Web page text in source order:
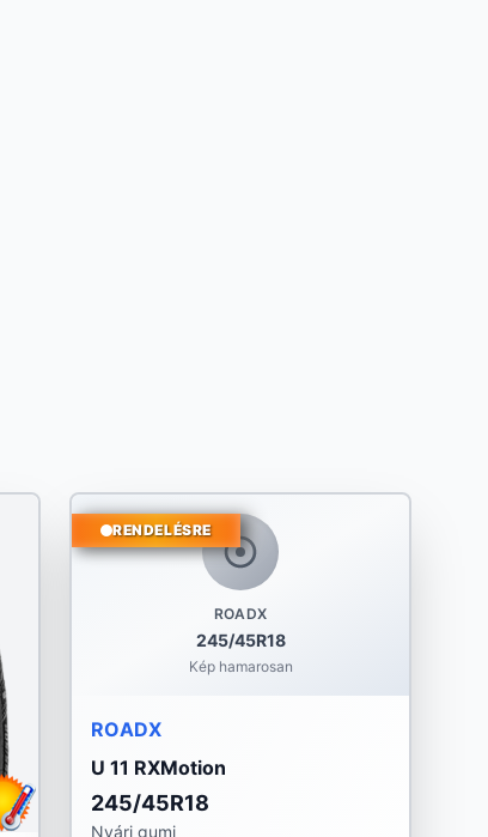
ROADX
245/45R18
Kép hamarosan
RENDELÉSRE
ROADX
U 11 RXMotion
245/45R18
Nyári gumi